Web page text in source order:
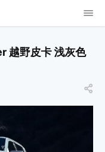
越野皮卡 浅灰色